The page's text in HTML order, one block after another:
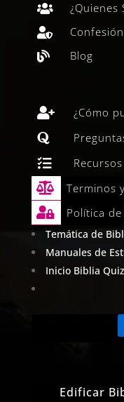
 ¿Quienes

 Blog
 ¿Cómo


 Terminos
 Política
Temática de
Manuales de
Inicio Biblia Quiz
Edificar